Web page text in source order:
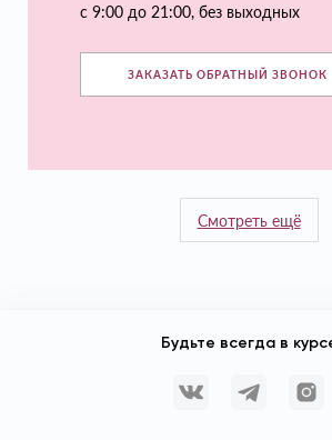
с 9:00 до 21:00, без выходных
ЗАКАЗАТЬ ОБРАТНЫЙ ЗВОНОК
Смотреть ещё
Будьте всегда в